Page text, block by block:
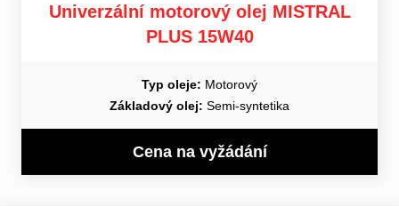
Univerzální motorový olej MISTRAL
PLUS 15W40
Typ oleje: Motorový
Základový olej: Semi-syntetika
Cena na vyžádání